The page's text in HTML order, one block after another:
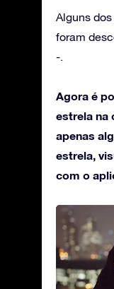
Alguns
foram
-.
Agora é
estrela na
apenas
estrela,
com o